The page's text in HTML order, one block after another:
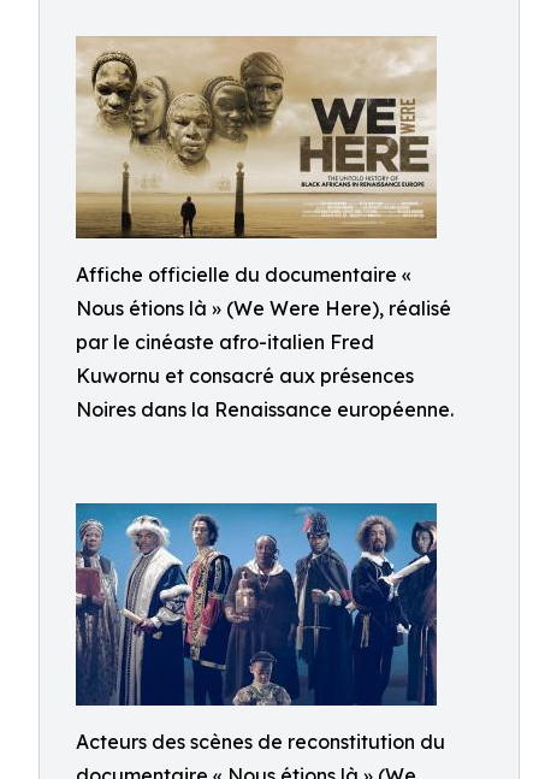
Affiche officielle du documentaire «
Nous étions là » (We Were Here), réalisé
par le cinéaste afro-italien Fred
Kuwornu et consacré aux présences
Noires dans la Renaissance européenne.
Acteurs des scènes de reconstitution du